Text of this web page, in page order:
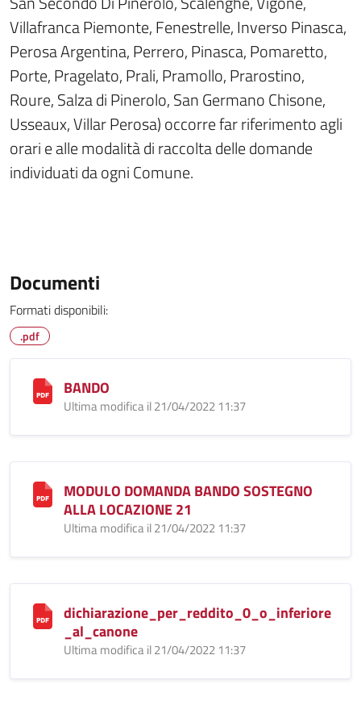
Villafranca Piemonte, Fenestrelle, Inverso Pinasca,
Perosa Argentina, Perrero, Pinasca, Pomaretto,
Porte, Pragelato, Prali, Pramollo, Prarostino,
Roure, Salza di Pinerolo, San Germano Chisone,
Usseaux, Villar Perosa) occorre far riferimento agli
orari e alle modalità di raccolta delle domande
individuati da ogni Comune.
Documenti
Formati disponibili:
.pdf
BANDO
Ultima modifica il 21/04/2022 11:37
MODULO DOMANDA BANDO SOSTEGNO
ALLA LOCAZIONE 21
Ultima modifica il 21/04/2022 11:37
dichiarazione_per_reddito_0_o_inferiore
_al_canone
Ultima modifica il 21/04/2022 11:37